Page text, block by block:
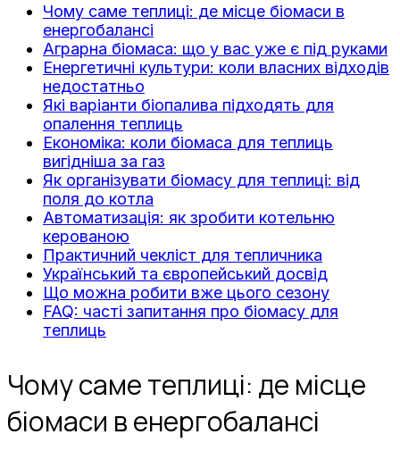
Чому саме теплиці: де місце біомаси в
енергобалансі
Аграрна біомаса: що у вас уже є під руками
Енергетичні культури: коли власних відходів
недостатньо
Які варіанти біопалива підходять для
опалення теплиць
Економіка: коли біомаса для теплиць
вигідніша за газ
Як організувати біомасу для теплиці: від
поля до котла
Автоматизація: як зробити котельню
керованою
Практичний чекліст для тепличника
Український та європейський досвід
Що можна робити вже цього сезону
FAQ: часті запитання про біомасу для
теплиць
Чому саме теплиці: де місце
біомаси в енергобалансі